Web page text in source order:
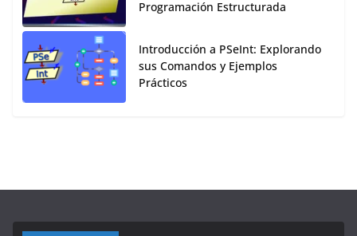
Programación Estructurada
Introducción a PSeInt: Explorando
sus Comandos y Ejemplos
Prácticos